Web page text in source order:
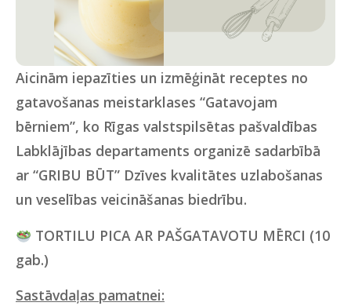
Aicinām iepazīties un izmēģināt receptes no
gatavošanas meistarklases “Gatavojam
bērniem”, ko Rīgas valstspilsētas pašvaldības
Labklājības departaments organizē sadarbībā
ar “GRIBU BŪT” Dzīves kvalitātes uzlabošanas
un veselības veicināšanas biedrību.
TORTILU PICA AR PAŠGATAVOTU MĒRCI (10
gab.)
Sastāvdaļas pamatnei: